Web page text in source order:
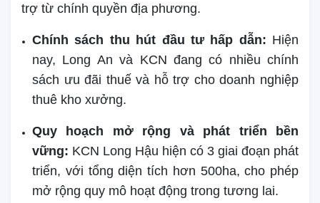
trợ từ chính quyền địa phương.
Chính sách thu hút đầu tư hấp dẫn: Hiện
nay, Long An và KCN đang có nhiều chính
sách ưu đãi thuế và hỗ trợ cho doanh nghiệp
thuê kho xưởng.
Quy hoạch mở rộng và phát triển bền
vững: KCN Long Hậu hiện có 3 giai đoạn phát
triển, với tổng diện tích hơn 500ha, cho phép
mở rộng quy mô hoạt động trong tương lai.